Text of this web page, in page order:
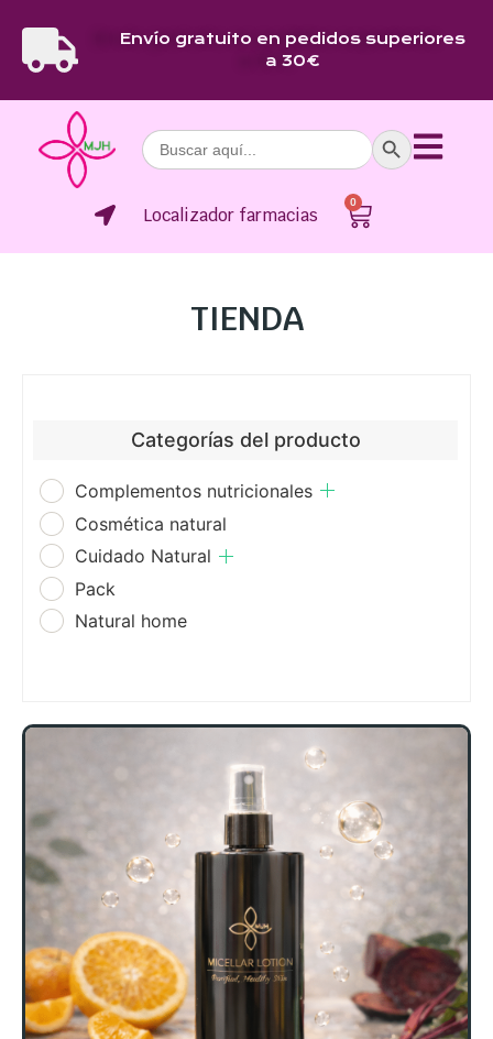
Envío gratuito en pedidos superiores
a 30€
Buscar: Botón de
Localizador farmacias
0
TIENDA
Categorías del producto
Complementos nutricionales
Cosmética natural
Cuidado Natural
Pack
Natural home